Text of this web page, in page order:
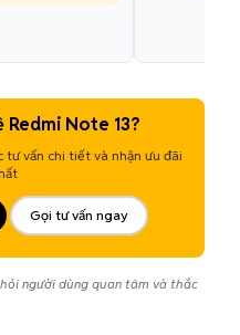
Redmi Note 13?
tư vấn chi tiết và nhận ưu đãi
Gọi tư vấn ngay
người dùng quan tâm và thắc